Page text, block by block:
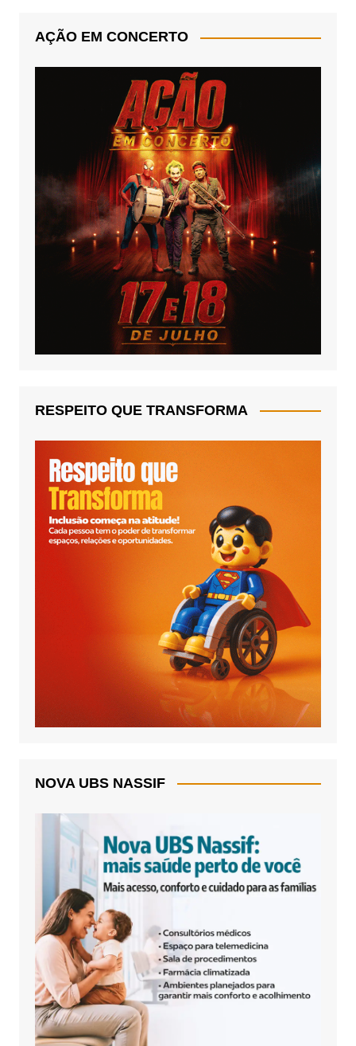
AÇÃO EM CONCERTO
RESPEITO QUE TRANSFORMA
NOVA UBS NASSIF